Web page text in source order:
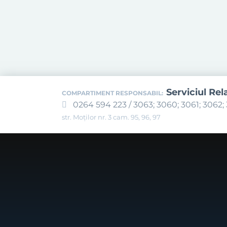
COMPARTIMENT RESPONSABIL: Serviciul
0264 594 223 / 3063; 3060; 3061; 3062;
str. Moților nr. 3 cam. 95, 96, 97